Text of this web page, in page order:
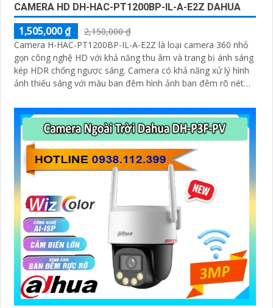
CAMERA HD DH-HAC-PT1200BP-IL-A-E2Z DAHUA
1,505,000 ₫
2,150,000 ₫
Camera H-HAC-PT1200BP-IL-A-E2Z là loại camera 360 nhỏ
gọn công nghệ HD với khả năng thu âm và trang bị ánh sáng
kép HDR chống ngược sáng. Camera có khả năng xử lý hình
ảnh thiếu sáng với màu ban đêm hình ảnh ban đêm rõ nét